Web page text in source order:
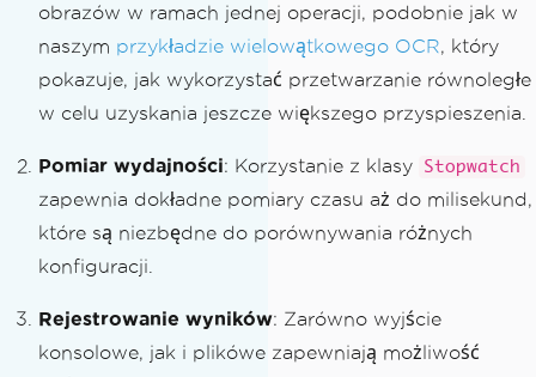
ange to "*.jpg", "*.bmp", etc. as need
ed
string outputFilePath =
"ocr_results.t
xt"; // The new results file
// Get all image files in the director
lderPath
filePattern
Length} total images to process...");
Console.WriteLine($"Results will be wr
obrazów w ramach jednej operacji, podobnie jak w
naszym przykładzie wielowątkowego OCR, który
pokazuje, jak wykorzystać przetwarzanie równoległe
w celu uzyskania jeszcze większego przyspieszenia.
Pomiar wydajności: Korzystanie z klasy Stopwatch
zapewnia dokładne pomiary czasu aż do milisekund,
które są niezbędne do porównywania różnych
konfiguracji.
Rejestrowanie wyników: Zarówno wyjście
konsolowe, jak i plikówe zapewniają możliwość